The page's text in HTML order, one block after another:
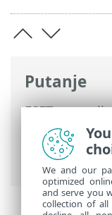
Putanje
ESET-ova
Započni
>
agenta>
Sensora
We and our
optimized
and serve you
collection of all